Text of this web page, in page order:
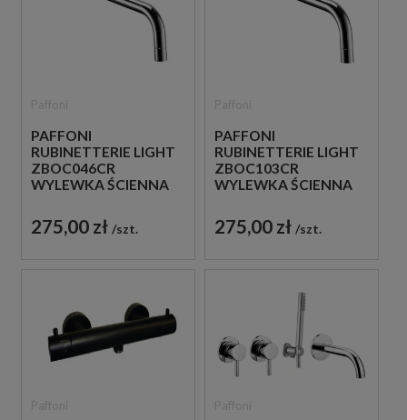
PAFFONI
RUBINETTERIE LIGHT
ZBOC046CR
WYLEWKA ŚCIENNA
275,00 zł szt.
PAFFONI
RUBINETTERIE LIGHT
ZBOC103CR
WYLEWKA ŚCIENNA
275,00 zł szt.